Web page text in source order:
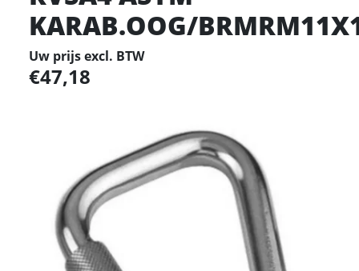
KARAB.OOG/
Uw prijs excl. BTW
47,18